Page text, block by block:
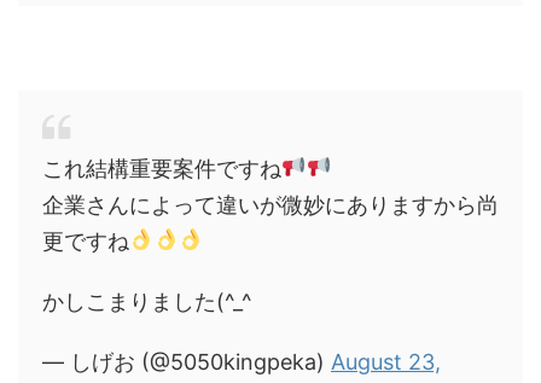
これ結構重要案件ですね
企業さんによって違いが微妙にありますから尚
更ですね
かしこまりました(^_^ゞ
— しげお (@5050kingpeka) August 23,